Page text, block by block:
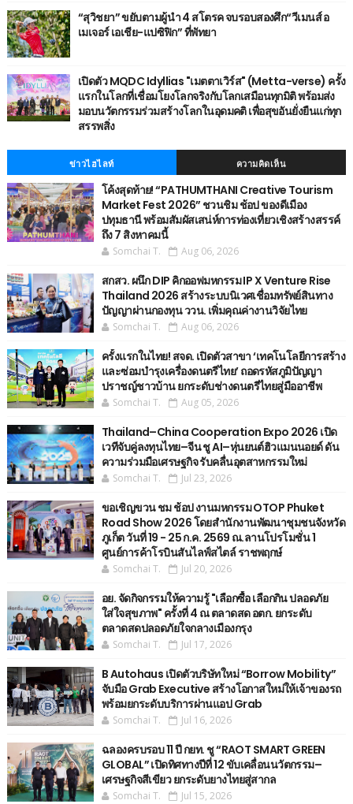
“สุวิชยา” ขยับตามผู้นำ 4 สโตรค จบรอบสองศึก“วีเมนส์ อ
เมเจอร์ เอเชีย-แปซิฟิก” ที่พัทยา
เปิดตัว MQDC Idyllias "เมตตาเวิร์ส" (Metta-verse) ครั้ง
แรกในโลกที่เชื่อมโยงโลกจริงกับโลกเสมือนทุกมิติ พร้อมส่ง
มอบนวัตกรรมร่วมสร้างโลกในอุดมคติ เพื่อสุขอันยั่งยืนแก่ทุก
สรรพสิ่ง
ข่าวไฮไลท์ ความคิดเห็น
โค้งสุดท้าย! “PATHUMTHANI Creative Tourism
Market Fest 2026” ชวนชิม ช้อป ของดีเมือง
ปทุมธานี พร้อมสัมผัสเสน่ห์การท่องเที่ยวเชิงสร้างสรรค์
ถึง 7 สิงหาคมนี้
Somchai T. Aug 06, 2026
สกสว. ผนึก DIP คิกออฟมหกรรม IP X Venture Rise
Thailand 2026 สร้างระบบนิเวศเชื่อมทรัพย์สินทาง
ปัญญาผ่านกองทุน ววน. เพิ่มคุณค่างานวิจัยไทย
Somchai T. Aug 06, 2026
ครั้งแรกในไทย! สจด. เปิดตัวสาขา ‘เทคโนโลยีการสร้าง
และซ่อมบำรุงเครื่องดนตรีไทย’ ​ถอดรหัสภูมิปัญญา
ปราชญ์ชาวบ้าน ยกระดับช่างดนตรีไทยสู่มืออาชีพ
Somchai T. Aug 05, 2026
Thailand–China Cooperation Expo 2026 เปิด
เวทีจับคู่ลงทุนไทย–จีน ชู AI–หุ่นยนต์ฮิวแมนนอยด์ ดัน
ความร่วมมือเศรษฐกิจ รับคลื่นอุตสาหกรรมใหม่
Somchai T. Jul 23, 2026
ขอเชิญขวน ชม ช้อป งานมหกรรม OTOP Phuket
Road Show 2026 โดยสำนักงานพัฒนาชุมชนจังหวัด
ภูเก็ต วันที่ 19 - 25 ก.ค. 2569 ณ.ลานโปรโมชั่น 1
ศูนย์การค้าโรบินสันไลฟ์สไตล์ ราชพฤกษ์
Somchai T. Jul 20, 2026
อย. จัดกิจกรรมให้ความรู้ "เลือกซื้อ เลือกกิน ปลอดภัย
ใส่ใจสุขภาพ" ครั้งที่ 4 ณ ตลาดสด อตก. ยกระดับ
ตลาดสดปลอดภัยใจกลางเมืองกรุง
Somchai T. Jul 17, 2026
B Autohaus เปิดตัวบริษัทใหม่ “Borrow Mobility”
จับมือ Grab Executive สร้างโอกาสใหม่ให้เจ้าของรถ
พร้อมยกระดับบริการผ่านแอป Grab
Somchai T. Jul 16, 2026
ฉลองครบรอบ 11 ปี กยท. ชู “RAOT SMART GREEN
GLOBAL” เปิดทิศทางปีที่ 12 ขับเคลื่อนนวัตกรรม–
เศรษฐกิจสีเขียว ยกระดับยางไทยสู่สากล
Somchai T. Jul 15, 2026